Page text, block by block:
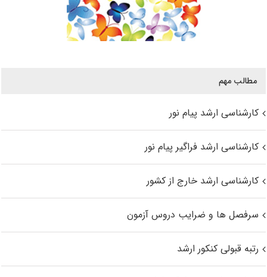
مطالب مهم
کارشناسی ارشد پیام نور
کارشناسی ارشد فراگیر پیام نور
کارشناسی ارشد خارج از کشور
سرفصل ها و ضرایب دروس آزمون
رتبه قبولی کنکور ارشد